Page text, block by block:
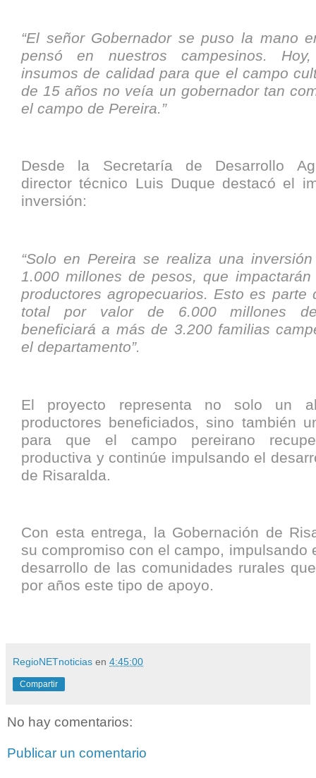
“El señor Gobernador se puso la mano
pensó en nuestros campesinos.
insumos de calidad para que el campo
de 15 años no veía un gobernador tan
el campo de Pereira.”
Desde la Secretaría de Desarrollo
director técnico Luis Duque destacó el
inversión:
“Solo en Pereira se realiza una
1.000 millones de pesos, que
productores agropecuarios. Esto es parte
total por valor de 6.000 millones
beneficiará a más de 3.200 familias
el departamento”.
El proyecto representa no solo un
productores beneficiados, sino también
para que el campo pereirano
productiva y continúe impulsando el
de Risaralda.
Con esta entrega, la Gobernación de
su compromiso con el campo, impulsando
desarrollo de las comunidades rurales
por años este tipo de apoyo.
RegioNETnoticias en 4:45:00
Compartir
No hay comentarios:
Publicar un comentario